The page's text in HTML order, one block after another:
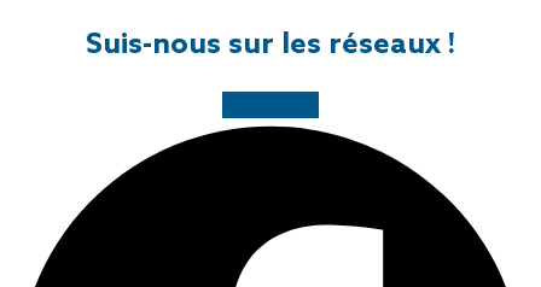
Suis-nous sur les réseaux !